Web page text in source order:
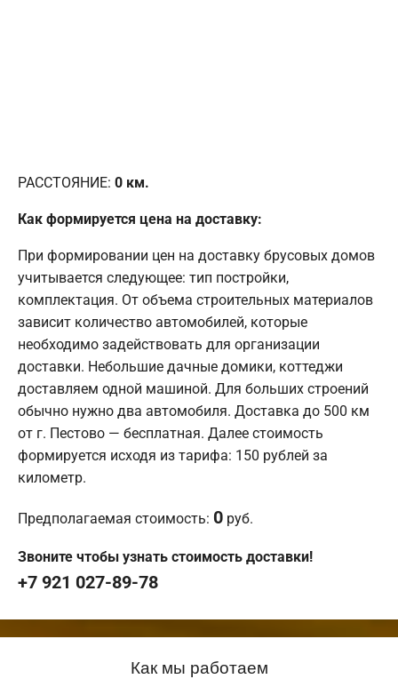
РАССТОЯНИЕ: 0 км.
Как формируется цена на доставку:
При формировании цен на доставку брусовых домов
учитывается следующее: тип постройки,
комплектация. От объема строительных материалов
зависит количество автомобилей, которые
необходимо задействовать для организации
доставки. Небольшие дачные домики, коттеджи
доставляем одной машиной. Для больших строений
обычно нужно два автомобиля. Доставка до 500 км
от г. Пестово — бесплатная. Далее стоимость
формируется исходя из тарифа: 150 рублей за
километр.
Предполагаемая стоимость: 0 руб.
Звоните чтобы узнать стоимость доставки!
+7 921 027-89-78
Как мы работаем